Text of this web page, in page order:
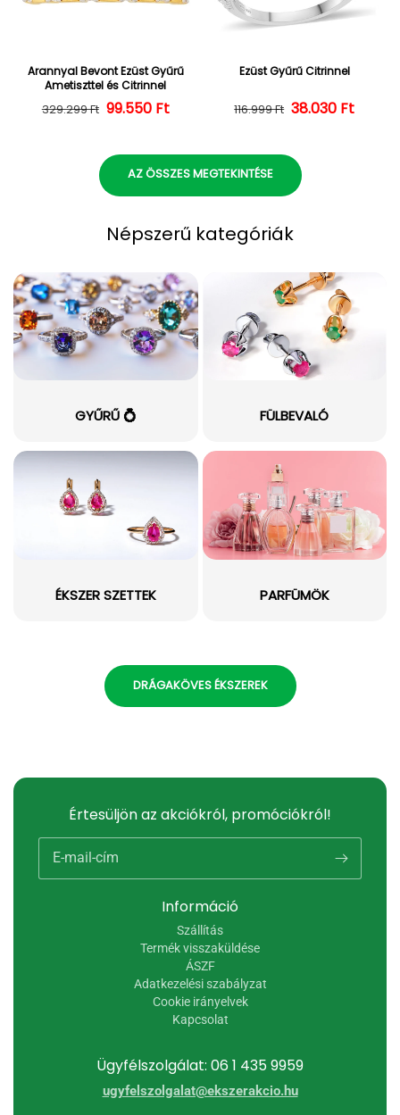
Arannyal Bevont Ezüst Gyűrű
Ametiszttel és Citrinnel
Normál ár
329.299 Ft Kedvezményes ár
99.550 Ft
Ezüst Gyűrű Citrinnel
Normál ár
116.999 Ft 38.030 Ft
AZ ÖSSZES MEGTEKINTÉSE
Népszerű kategóriák
GYŰRŰ 💍 FÜLBEVALÓ
ÉKSZER SZETTEK PARFÜMÖK
DRÁGAKÖVES ÉKSZEREK
Ügyfélszolgálat: 06 1 435 9959
ugyfelszolgalat@ekszerakcio.hu
Információ
Szállítás
Termék visszaküldése
ÁSZF
Adatkezelési szabályzat
Cookie irányelvek
Kapcsolat
Értesüljön az akciókról, promóciókról!
E-mail-cím